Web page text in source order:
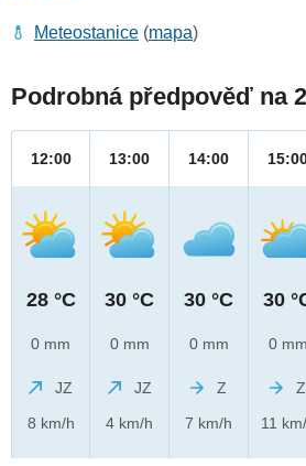
Meteostanice (mapa)
Podrobná předpověď na
12:00
28 °C
0 mm
JZ
8 km/h
13:00
30 °C
0 mm
JZ
4 km/h
14:00
30 °C
0 mm
Z
7 km/h
30
0 mm
Z
11